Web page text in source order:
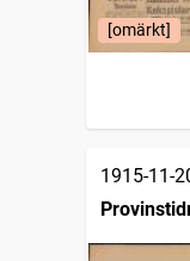
[omärkt]
1915-11-